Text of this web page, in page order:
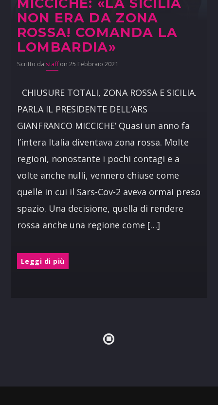
MICCICHÈ: «LA SICILIA
NON ERA DA ZONA
ROSSA! COMANDA LA
LOMBARDIA»
Scritto da staffon 25 Febbraio 2021
CHIUSURE TOTALI, ZONA ROSSA E SICILIA.
PARLA IL PRESIDENTE DELL’ARS
GIANFRANCO MICCICHE’ Quasi un anno fa
l’intera Italia diventava zona rossa. Molte
regioni, nonostante i pochi contagi e a
volte anche nulli, vennero chiuse come
quelle in cui il Sars-Cov-2 aveva ormai preso
spazio. Una decisione, quella di rendere
rossa anche una regione come […]
Leggi di più